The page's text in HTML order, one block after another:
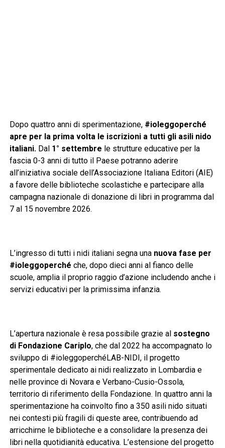
Dopo quattro anni di sperimentazione, #ioleggoperché
apre per la prima volta le iscrizioni a tutti gli asili nido
italiani.Dal 1° settembre le strutture educative per la
fascia 0-3 anni di tutto il Paese potranno aderire
all’iniziativa sociale dell’Associazione Italiana Editori (AIE)
a favore delle biblioteche scolastiche e partecipare alla
campagna nazionale di donazione di libri in programma dal
7 al 15 novembre 2026.
L’ingresso di tutti i nidi italiani segna una nuova fase per
#ioleggoperché che, dopo dieci anni al fianco delle
scuole, amplia il proprio raggio d’azione includendo anche i
servizi educativi per la primissima infanzia.
L’apertura nazionale è resa possibile grazie al sostegno
di Fondazione Cariplo, che dal 2022 ha accompagnato lo
sviluppo di #ioleggoperchéLAB-NIDI, il progetto
sperimentale dedicato ai nidi realizzato in Lombardia e
nelle province di Novara e Verbano-Cusio-Ossola,
territorio di riferimento della Fondazione. In quattro anni la
sperimentazione ha coinvolto fino a 350 asili nido situati
nei contesti più fragili di queste aree, contribuendo ad
arricchirne le biblioteche e a consolidare la presenza dei
libri nella quotidianità educativa. L’estensione del progetto